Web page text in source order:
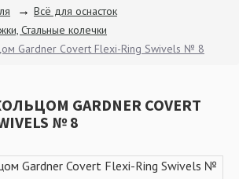
Всё для оснасток
Стальные колечки
Gardner Covert Flexi-Ring Swivels № 8
GARDNER COVERT
№ 8